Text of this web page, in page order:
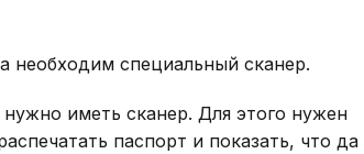
необходим специальный сканер.
иметь сканер. Для этого нужен
паспорт и показать, что да